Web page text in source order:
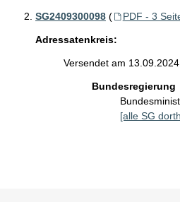
SG2409300098 ( PDF - 3
Adressatenkreis:
Versendet am
Bundesregierung
[alle SG